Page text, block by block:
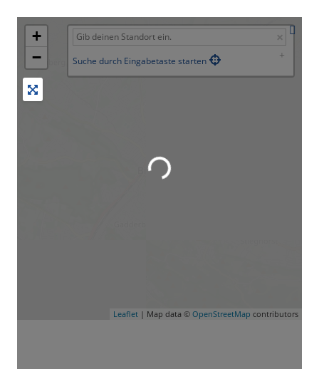
+
−
Suche durch Eingabetaste starten
Leaflet | Map data © OpenStreetMap contributors
Wird geladen …